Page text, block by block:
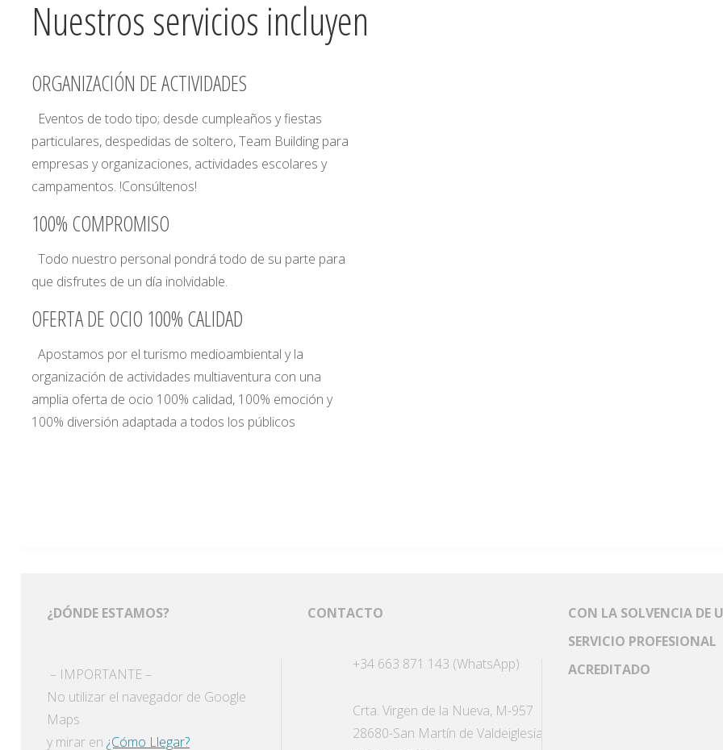
Nuestros servicios incluyen
ORGANIZACIÓN DE ACTIVIDADES
Eventos de todo tipo; desde cumpleaños y fiestas
particulares, despedidas de soltero, Team Building para
empresas y organizaciones, actividades escolares y
campamentos. !Consúltenos!
100% COMPROMISO
Todo nuestro personal pondrá todo de su parte para
que disfrutes de un día inolvidable.
OFERTA DE OCIO 100% CALIDAD
Apostamos por el turismo medioambiental y la
organización de actividades multiaventura con una
amplia oferta de ocio 100% calidad, 100% emoción y
100% diversión adaptada a todos los públicos
¿DÓNDE ESTAMOS?
– IMPORTANTE –
No utilizar el navegador de Google
Maps
y mirar en ¿Cómo Llegar?
CONTACTO
+34 663 871 143 (WhatsApp)
Crta. Virgen de la Nueva, M-957
28680-San Martín de Valdeiglesias
CON LA SOLVENCIA DE
SERVICIO PROFESIONAL
ACREDITADO